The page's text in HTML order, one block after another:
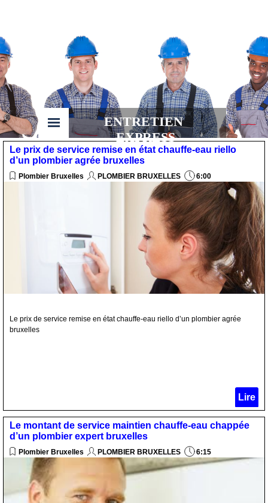
ENTRETIEN
EXPRESS
Le prix de service remise en état chauffe-eau riello
d’un plombier agrée bruxelles
Plombier Bruxelles PLOMBIER BRUXELLES 6:00
Le prix de service remise en état chauffe-eau riello d’un plombier agrée
bruxelles
Lire
Le montant de service maintien chauffe-eau chappée
d’un plombier expert bruxelles
Plombier Bruxelles PLOMBIER BRUXELLES 6:15